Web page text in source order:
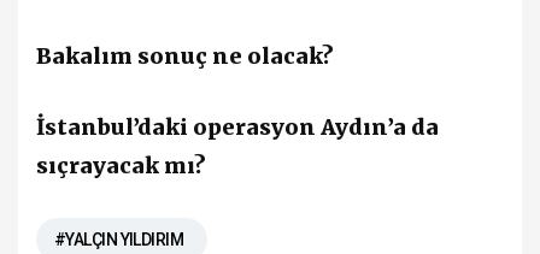
Bakalım sonuç ne olacak?
İstanbul’daki operasyon Aydın’a da
sıçrayacak mı?
#YALÇIN YILDIRIM